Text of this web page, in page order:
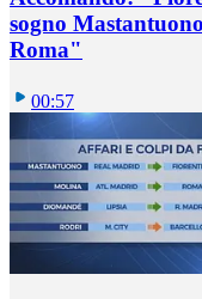
sogno
Roma"
00:57